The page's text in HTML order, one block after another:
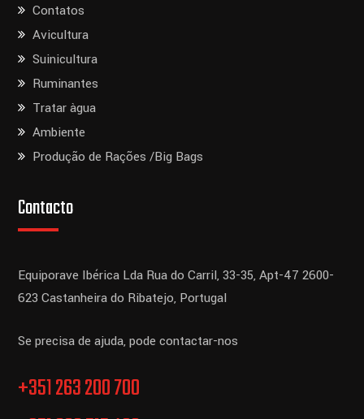
Contatos
Avicultura
Suinicultura
Ruminantes
Tratar àgua
Ambiente
Produção de Rações /Big Bags
Contacto
Equiporave Ibérica LdaRua do Carril, 33-35, Apt-47 2600-
623 Castanheira do Ribatejo, Portugal
Se precisa de ajuda, pode contactar-nos
+351 263 200 700